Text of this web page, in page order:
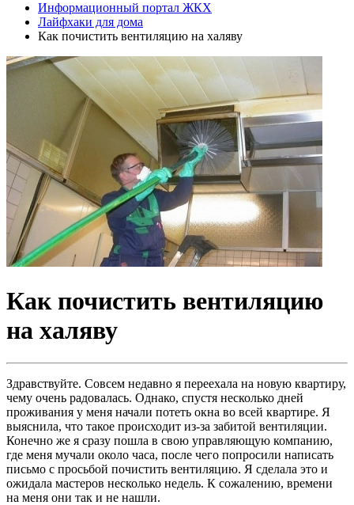
Информационный портал ЖКХ
Лайфхаки для дома
Как почистить вентиляцию на халяву
Как почистить вентиляцию
на халяву
Здравствуйте. Совсем недавно я переехала на новую квартиру,
чему очень радовалась. Однако, спустя несколько дней
проживания у меня начали потеть окна во всей квартире. Я
выяснила, что такое происходит из-за забитой вентиляции.
Конечно же я сразу пошла в свою управляющую компанию,
где меня мучали около часа, после чего попросили написать
письмо с просьбой почистить вентиляцию. Я сделала это и
ожидала мастеров несколько недель. К сожалению, времени
на меня они так и не нашли.